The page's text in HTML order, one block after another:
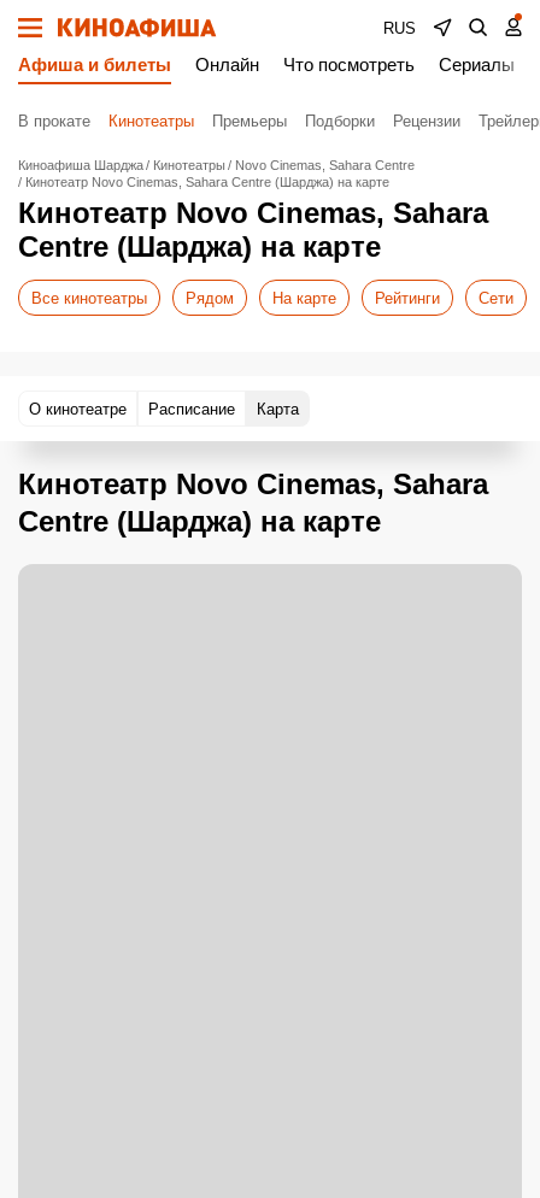
RUS
Афиша и билеты Онлайн Что посмотреть Сериалы
В прокате Кинотеатры Премьеры Подборки Рецензии
Киноафиша Шарджа Кинотеатры
Novo Cinemas, Sahara Centre
Кинотеатр Novo Cinemas, Sahara Centre (Шарджа) на карте
Кинотеатр Novo Cinemas, Sahara
Centre (Шарджа) на карте
Все кинотеатры Рядом На карте Рейтинги Сети
О кинотеатре Расписание Карта
Кинотеатр Novo Cinemas, Sahara
Centre (Шарджа) на карте